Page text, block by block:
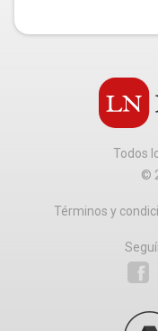
Todos
©
Términos y